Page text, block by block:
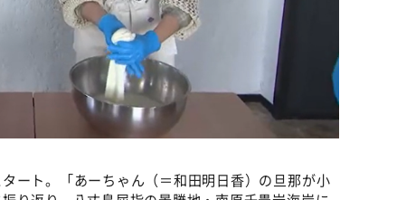
ート。「あーちゃん（＝和田明日香）の旦那が小